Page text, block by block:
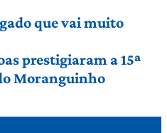
que vai muito
prestigiaram a 15ª
Moranguinho